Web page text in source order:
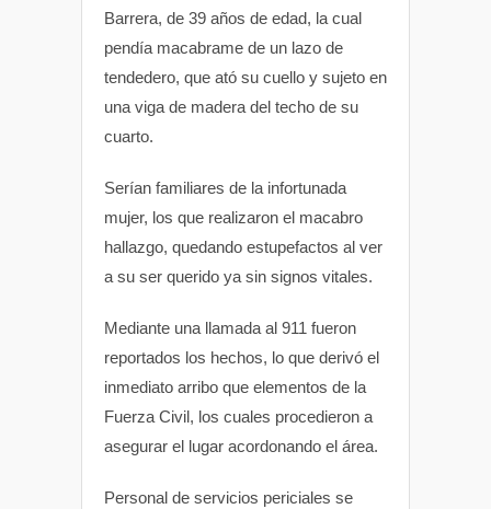
Barrera, de 39 años de edad, la cual
pendía macabrame de un lazo de
tendedero, que ató su cuello y sujeto en
una viga de madera del techo de su
cuarto.
Serían familiares de la infortunada
mujer, los que realizaron el macabro
hallazgo, quedando estupefactos al ver
a su ser querido ya sin signos vitales.
Mediante una llamada al 911 fueron
reportados los hechos, lo que derivó el
inmediato arribo que elementos de la
Fuerza Civil, los cuales procedieron a
asegurar el lugar acordonando el área.
Personal de servicios periciales se